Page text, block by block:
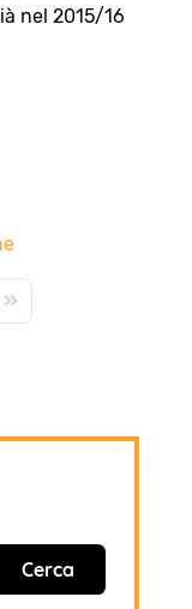
nel 2015/16
Last Page
Cerca